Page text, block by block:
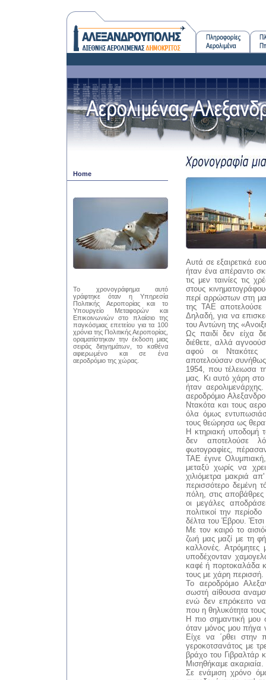
Home
Το χρονογράφημα αυτό
γράφτηκε όταν η Υπηρεσία
Πολιτικής Αεροπορίας και το
Υπουργείο Μεταφορών και
Επικοινωνιών στο πλαίσιο της
παγκόσμιας επετείου για τα 100
χρόνια της Πολιτικής Αεροπορίας,
οραματίστηκαν την έκδοση μιας
σειράς διηγημάτων, το καθένα
αφιερωμένο και σε ένα
αεροδρόμιο της χώρας.
Αυτά σε εξαιρετικά
ήταν ένα απέραντο
τις μεν ταινίες τις
στους
περί αρρώστων στη
της ΤΑΕ αποτελούσε
Δηλαδή, για να
του Αντώνη της
Ως παιδί δεν είχα
διέθετε, αλλά
αφού οι Ντακότες
αποτελούσαν συνήθως
1954, που τέλειωσα
μας. Κι αυτό χάρη
ήταν
αεροδρόμιο
Ντακότα και τους
όλα όμως
τους θεώρησα ως
Η κτηριακή υποδομή
δεν αποτελούσε
φωτογραφίες,
ΤΑΕ έγινε
μεταξύ χωρίς να
χιλιόμετρα μακριά
περισσότερο δεμένη
πόλη, στις
οι μεγάλες
πολιτικοί την
δέλτα του Έβρου.
Με τον καιρό το
ζωή μας μαζί με τη
καλλονές.
υποδέχονταν
καφέ ή πορτοκαλάδα
τους με χάρη περισσή.
Το αεροδρόμιο
σωστή αίθουσα
ενώ δεν επρόκειτο
που η θηλυκότητα
Η πιο σημαντική μου
όταν μόνος μου πήγα
Είχε να ΄ρθει στην
γεροκοτσανάτος με
βράχο του Γιβραλτάρ
Μισηθήκαμε ακαριαία.
Σε ενάμιση χρόνο